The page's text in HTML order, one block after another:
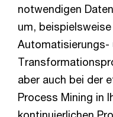
notwendigen
um,
Automatisierungs-
aber auch bei der
Process Mining in